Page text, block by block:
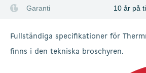
Garanti 10 år på
Fullständiga specifikationer för
finns i den tekniska broschyren.